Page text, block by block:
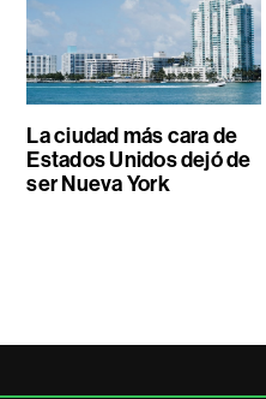
La ciudad más cara de
Estados Unidos dejó de
ser Nueva York